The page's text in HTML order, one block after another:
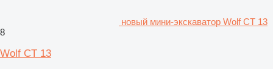
новый мини-экскаватор Wolf CT 13
8
Wolf CT 13